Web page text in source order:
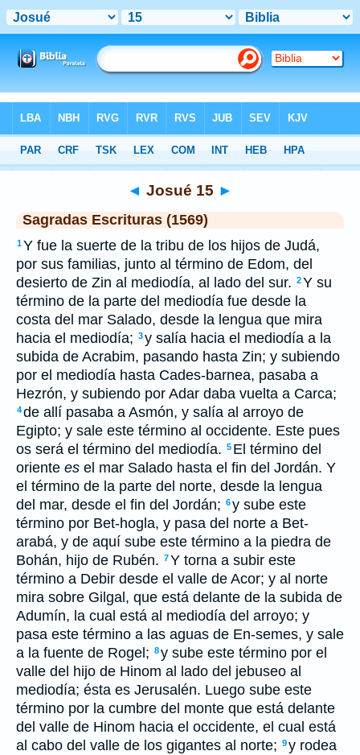
>SEV> Josué 15
◄ Josué 15 ►
Sagradas Escrituras (1569)
1Y fue la suerte de la tribu de los hijos de Judá,
por sus familias, junto al término de Edom, del
desierto de Zin al mediodía, al lado del sur. 2Y su
término de la parte del mediodía fue desde la
costa del mar Salado, desde la lengua que mira
hacia el mediodía; 3y salía hacia el mediodía a la
subida de Acrabim, pasando hasta Zin; y subiendo
por el mediodía hasta Cades-barnea, pasaba a
Hezrón, y subiendo por Adar daba vuelta a Carca;
4de allí pasaba a Asmón, y salía al arroyo de
Egipto; y sale este término al occidente. Este pues
os será el término del mediodía. 5 El término del
oriente es el mar Salado hasta el fin del Jordán. Y
el término de la parte del norte, desde la lengua
del mar, desde el fin del Jordán; 6y sube este
término por Bet-hogla, y pasa del norte a Bet-
arabá, y de aquí sube este término a la piedra de
Bohán, hijo de Rubén. 7Y torna a subir este
término a Debir desde el valle de Acor; y al norte
mira sobre Gilgal, que está delante de la subida de
Adumín, la cual está al mediodía del arroyo; y
pasa este término a las aguas de En-semes, y sale
a la fuente de Rogel; 8y sube este término por el
valle del hijo de Hinom al lado del jebuseo al
mediodía; ésta es Jerusalén. Luego sube este
término por la cumbre del monte que está delante
del valle de Hinom hacia el occidente, el cual está
al cabo del valle de los gigantes al norte; 9y rodea